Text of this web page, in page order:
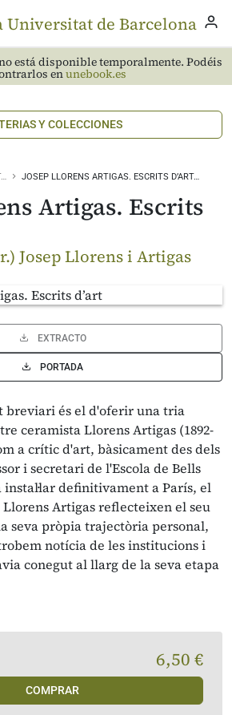
está disponible temporalmente. Podéis
enunebook.es
Y COLECCIONES
JOSEP LLORENS ARTIGAS. ESCRITS D’ART…
Artigas. Escrits
Josep Llorens i Artigas
EXTRACTO
PORTADA
breviari és el d'oferir una tria
ceramista Llorens Artigas (1892-
a crític d'art, bàsicament des dels
i secretari de l'Escola de Bells
instal·lar definitivament a París, el
Llorens Artigas reflecteixen el seu
seva pròpia trajectòria personal,
notícia de les institucions i
conegut al llarg de la seva etapa
6,50 €
COMPRAR